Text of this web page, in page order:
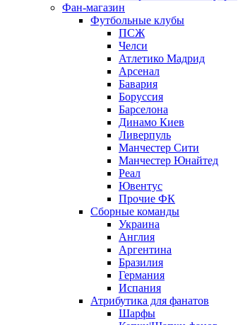
Фан-магазин
Футбольные клубы
ПСЖ
Челси
Атлетико Мадрид
Арсенал
Бавария
Боруссия
Барселона
Динамо Киев
Ливерпуль
Манчестер Сити
Манчестер Юнайтед
Реал
Ювентус
Прочие ФК
Сборные команды
Украина
Англия
Аргентина
Бразилия
Германия
Испания
Атрибутика для фанатов
Шарфы